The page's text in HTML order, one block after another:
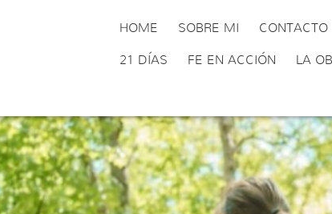
HOME SOBRE MI CONTACTO
21 DÍAS FE EN ACCIÓN LA